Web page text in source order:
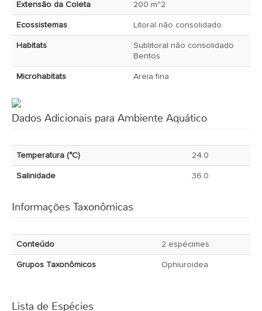
Extensão da Coleta 200 m^2
Ecossistemas Litoral não consolidado
Habitats
Sublitoral não consolidado
Bentos
Microhabitats Areia fina
Dados Adicionais para Ambiente Aquático
Temperatura (°C) 24.0
Salinidade 36.0
Informações Taxonômicas
Conteúdo 2 espécimes
Grupos Taxonômicos Ophiuroidea
Lista de Espécies